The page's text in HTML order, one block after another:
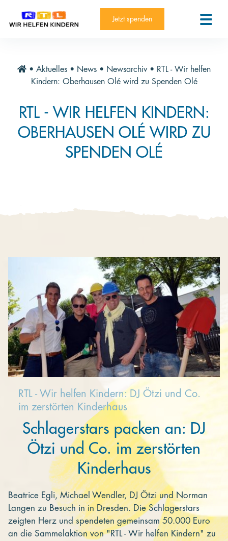
RTL-Spendenmarathon 2025
News
Informieren
Paten und Projekte
Unternehmen
Kontakt
Jetzt spenden
• Aktuelles • News • Newsarchiv• RTL - Wir helfen
Kindern: Oberhausen Olé wird zu Spenden Olé
RTL - WIR HELFEN KINDERN:
OBERHAUSEN OLÉ WIRD ZU
SPENDEN OLÉ
RTL - Wir helfen Kindern: DJ Ötzi und Co.
im zerstörten Kinderhaus
Schlagerstars packen an: DJ
Ötzi und Co. im zerstörten
Kinderhaus
Beatrice Egli, Michael Wendler, DJ Ötzi und Norman
Langen zu Besuch in in Dresden. Die Schlagerstars
zeigten Herz und spendeten gemeinsam 50.000 Euro
an die Sammelaktion von "RTL - Wir helfen Kindern" zu